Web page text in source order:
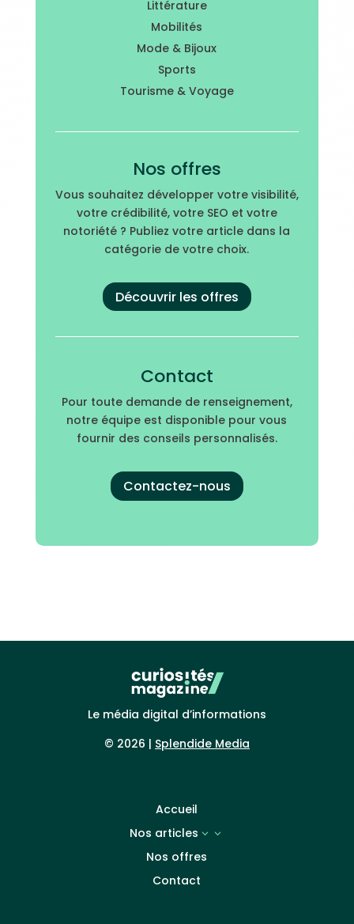
Littérature
Mobilités
Mode & Bijoux
Sports
Tourisme & Voyage
Nos offres
Vous souhaitez développer votre visibilité,
votre crédibilité, votre SEO et votre
notoriété ? Publiez votre article dans la
catégorie de votre choix.
Découvrir les offres
Contact
Pour toute demande de renseignement,
notre équipe est disponible pour vous
fournir des conseils personnalisés.
Contactez-nous
Le média digital d’informations
© 2026 | Splendide Media
Accueil
Nos articles
3
Nos offres
Contact